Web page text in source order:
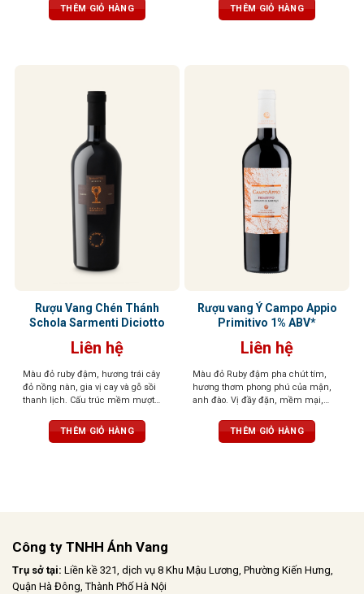
mượt, dư vị cân bằng và thanh lịch
THÊM GIỎ HÀNG
trưởng thành và dẻo dai
THÊM GIỎ HÀNG
Rượu Vang Chén Thánh
Schola Sarmenti Diciotto
Liên hệ
Màu đỏ ruby đậm, hương trái cây
đỏ nồng nàn, gia vị cay và gỗ sồi
thanh lịch. Cấu trúc mềm mượt
vị kéo dài THÊM GIỎ HÀNG
Rượu vang Ý Campo Appio
Primitivo 1% ABV*
Liên hệ
Màu đỏ Ruby đậm pha chút tím,
hương thơm phong phú của mận,
anh đào. Vị đầy đặn, mềm mại,
THÊM GIỎ HÀNG
Công ty TNHH Ánh Vang
Trụ sở tại: Liền kề 321, dịch vụ 8 Khu Mậu Lương, Phường Kiến Hưng,
Quận Hà Đông, Thành Phố Hà Nội